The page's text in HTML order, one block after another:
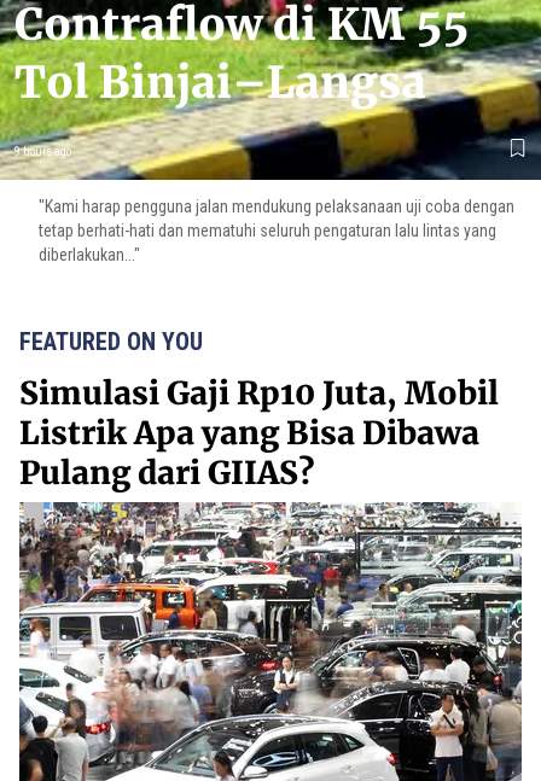
Contraflow di KM 55
Tol Binjai–Langsa
9 hours ago
"Kami harap pengguna jalan mendukung pelaksanaan uji coba dengan
tetap berhati-hati dan mematuhi seluruh pengaturan lalu lintas yang
diberlakukan..."
FEATURED ON YOU
Simulasi Gaji Rp10 Juta, Mobil
Listrik Apa yang Bisa Dibawa
Pulang dari GIIAS?